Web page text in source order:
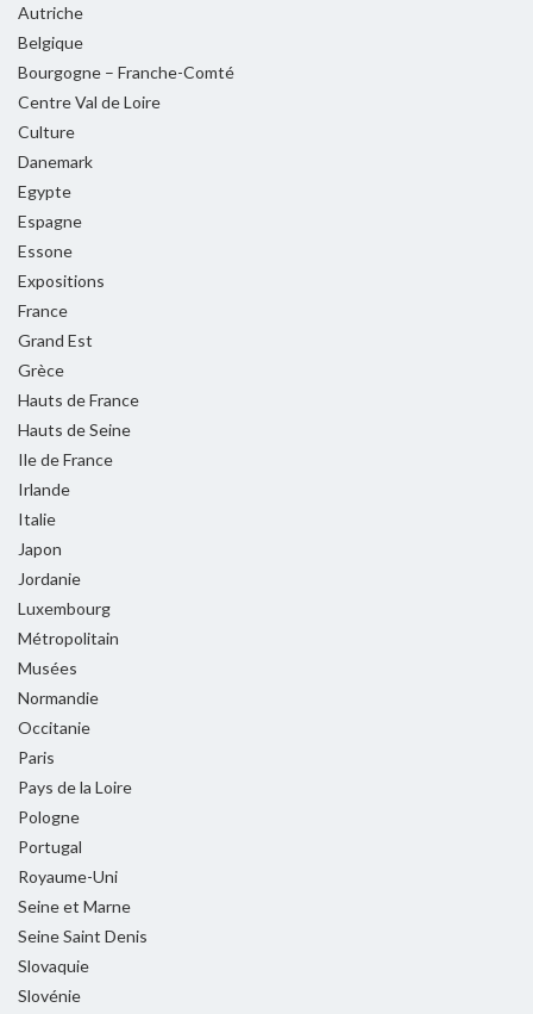
Autriche
Belgique
Bourgogne – Franche-Comté
Centre Val de Loire
Culture
Danemark
Egypte
Espagne
Essone
Expositions
France
Grand Est
Grèce
Hauts de France
Hauts de Seine
Ile de France
Irlande
Italie
Japon
Jordanie
Luxembourg
Métropolitain
Musées
Normandie
Occitanie
Paris
Pays de la Loire
Pologne
Portugal
Royaume-Uni
Seine et Marne
Seine Saint Denis
Slovaquie
Slovénie